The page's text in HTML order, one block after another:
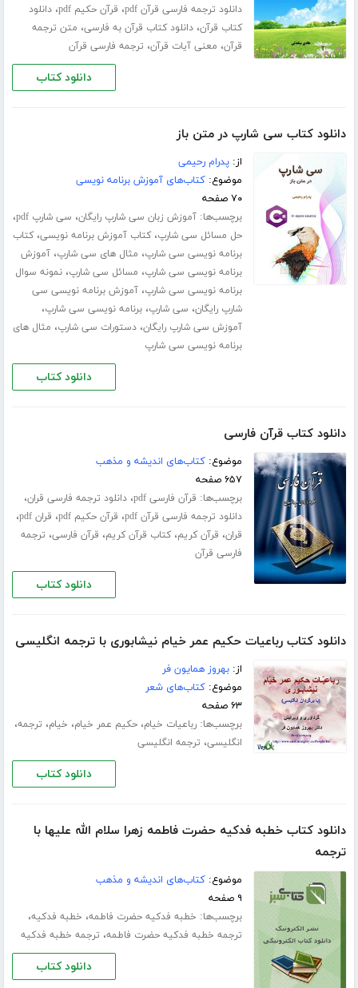
دانلود ترجمه فارسی قرآن pdf ، قرآن حکیم pdf ،دانلود
کتاب قرآن،دانلود کتاب قرآن به فارسی، متن ترجمه
قرآن، معنی آیات قرآن، ترجمه فارسی قرآن
دانلود کتاب
دانلود کتاب سی شارپ در متن باز
از:پدرام رحیمی
موضوع:کتاب‌های آموزش برنامه نویسی
۷۰ صفحه
برچسب‌ها:آموزش زبان سی شارپ رایگان، سی شارپ pdf ،
حل مسائل سی شارپ،کتاب آموزش برنامه نویسی،کتاب
برنامه نویسی سی شارپ، مثال های سی شارپ،آموزش
برنامه نویسی سی شارپ، مسائل سی شارپ،نمونه سوال
برنامه نویسی سی شارپ،آموزش برنامه نویسی سی
شارپ رایگان، سی شارپ،برنامه نویسی سی شارپ،
آموزش سی شارپ رایگان،دستورات سی شارپ، مثال های
برنامه نویسی سی شارپ
دانلود کتاب
دانلود کتاب قرآن فارسی
موضوع:کتاب‌های اندیشه و مذهب
۶۵۷ صفحه
برچسب‌ها: قرآن فارسی pdf ،دانلود ترجمه فارسی قران،
دانلود ترجمه فارسی قرآن pdf ، قرآن حکیم pdf ، قران pdf ،
قران، قرآن کریم،کتاب قرآن کریم، قرآن فارسی، ترجمه
فارسی قرآن
دانلود کتاب
دانلود کتاب رباعیات حکیم عمر خیام نیشابوری با ترجمه انگلیسی
از:بهروز همایون فر
موضوع:کتاب‌های شعر
۶۳ صفحه
برچسب‌ها:رباعیات خیام،حکیم عمر خیام، خیام، ترجمه،
انگلیسی، ترجمه انگلیسی
دانلود کتاب
دانلود کتاب خطبه فدکیه حضرت فاطمه زهرا سلام الله علیها با
ترجمه
موضوع:کتاب‌های اندیشه و مذهب
۹ صفحه
برچسب‌ها: خطبه فدکیه حضرت فاطمه، خطبه فدکیه،
ترجمه خطبه فدکیه حضرت فاطمه، ترجمه خطبه فدکیه
دانلود کتاب